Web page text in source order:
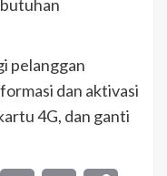
pelanggan
dan aktivasi
4G, dan ganti